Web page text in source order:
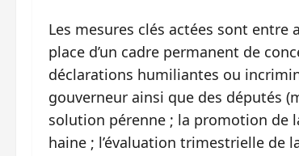
Les mesures clés actées sont
place d’un cadre permanent de
déclarations humiliantes ou
gouverneur ainsi que des députés
solution pérenne ; la promotion de
haine ; l’évaluation trimestrielle de